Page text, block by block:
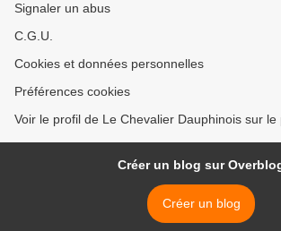
Signaler un abus
C.G.U.
Cookies et données personnelles
Préférences cookies
Voir le profil de Le Chevalier Dauphinois sur le
Créer un blog sur
Créer un blog